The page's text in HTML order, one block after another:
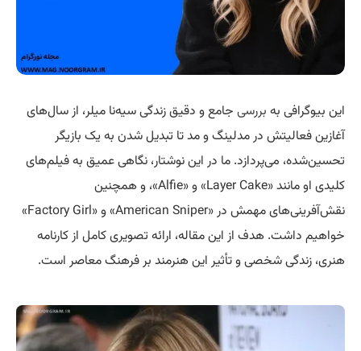
این بیوگرافی به بررسی جامع و دقیق زندگی سیه‌نا میلر، از سال‌های
آغازین فعالیتش در مدلینگ و مد تا تبدیل شدن به یک بازیگر
تحسین‌شده، می‌پردازد. ما در این نوشتار، نگاهی عمیق به فیلم‌های
کلیدی او مانند «Layer Cake» و «Alfie»، و همچنین
نقش‌آفرینی‌های مهمش در «American Sniper» و «Factory Girl»
خواهیم داشت. هدف از این مقاله، ارائه تصویری کامل از کارنامه
هنری، زندگی شخصی و تأثیر این هنرمند بر فرهنگ معاصر است.